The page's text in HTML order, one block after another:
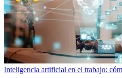
Inteligencia artificial en el trabajo: